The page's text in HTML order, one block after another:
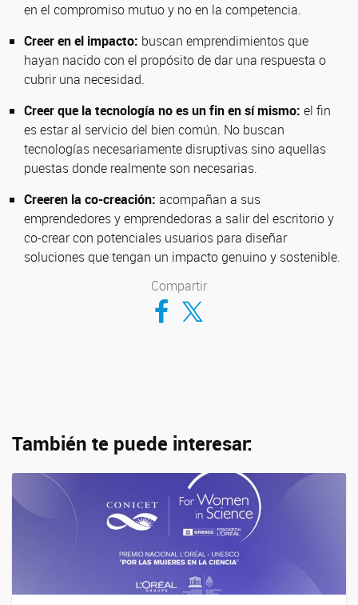
en el compromiso mutuo y no en la competencia.
Creer en el impacto: buscan emprendimientos que
hayan nacido con el propósito de dar una respuesta o
cubrir una necesidad.
Creer que la tecnología no es un fin en sí mismo: el fin
es estar al servicio del bien común. No buscan
tecnologías necesariamente disruptivas sino aquellas
puestas donde realmente son necesarias.
Creeren la co-creación: acompañan a sus
emprendedores y emprendedoras a salir del escritorio y
co-crear con potenciales usuarios para diseñar
soluciones que tengan un impacto genuino y sostenible.
Compartir
Compartir en Facebook
Compartir en Twitter
También te puede interesar: